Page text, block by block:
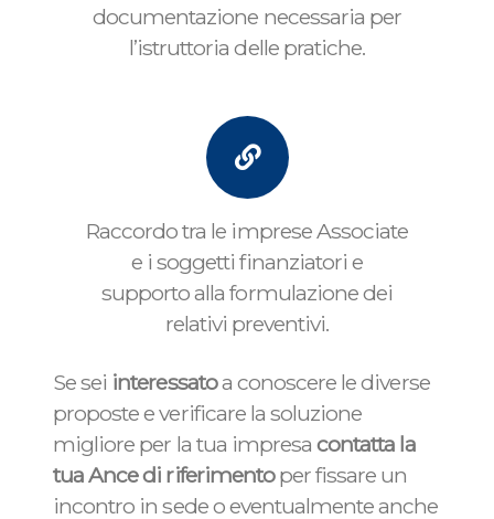
documentazione necessaria per
l’istruttoria delle pratiche.
Raccordo tra le imprese Associate
e i soggetti finanziatori e
supporto alla formulazione dei
relativi preventivi.
Se sei interessatoa conoscere le diverse
proposte e verificare la soluzione
migliore per la tua impresacontatta la
tua Ance di riferimentoper fissare un
incontro in sede o eventualmente anche